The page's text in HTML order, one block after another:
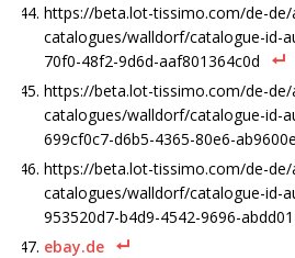
https://beta.lot-tissimo.com/de-de/
catalogues/walldorf/catalogue-id-
70f0-48f2-9d6d-aaf801364c0d
https://beta.lot-tissimo.com/de-de/
catalogues/walldorf/catalogue-id-
699cf0c7-d6b5-4365-80e6-
https://beta.lot-tissimo.com/de-de/
catalogues/walldorf/catalogue-id-
953520d7-b4d9-4542-9696-
ebay.de